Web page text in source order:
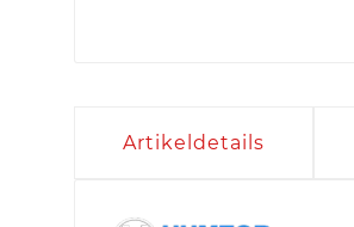
Artikeldetails